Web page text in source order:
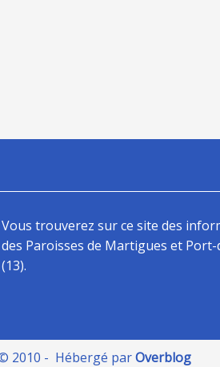
Vous trouverez sur ce site des
des Paroisses de Martigues et
(13).
2010 - Hébergé parOverblog